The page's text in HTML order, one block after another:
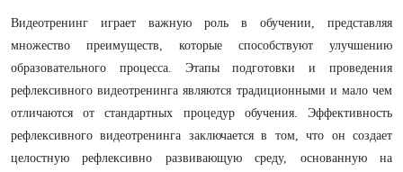
Видеотренинг играет важную роль в обучении, представляя
множество преимуществ, которые способствуют улучшению
образовательного процесса. Этапы подготовки и проведения
рефлексивного видеотренинга являются традиционными и мало чем
отличаются от стандартных процедур обучения. Эффективность
рефлексивного видеотренинга заключается в том, что он создает
целостную рефлексивно развивающую среду, основанную на